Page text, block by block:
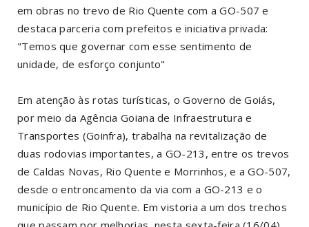
em obras no trevo de Rio Quente com a GO-507 e
destaca parceria com prefeitos e iniciativa privada:
"Temos que governar com esse sentimento de
unidade, de esforço conjunto"
Em atenção às rotas turísticas, o Governo de Goiás,
por meio da Agência Goiana de Infraestrutura e
Transportes (Goinfra), trabalha na revitalização de
duas rodovias importantes, a GO-213, entre os trevos
de Caldas Novas, Rio Quente e Morrinhos, e a GO-507,
desde o entroncamento da via com a GO-213 e o
município de Rio Quente. Em vistoria a um dos trechos